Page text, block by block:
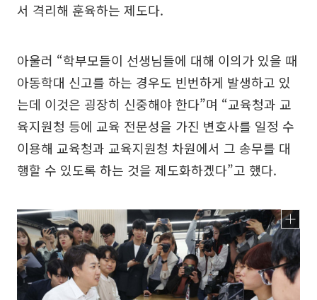
서 격리해 훈육하는 제도다.
아울러 “학부모들이 선생님들에 대해 이의가 있을 때
아동학대 신고를 하는 경우도 빈번하게 발생하고 있
는데 이것은 굉장히 신중해야 한다”며 “교육청과 교
육지원청 등에 교육 전문성을 가진 변호사를 일정 수
이용해 교육청과 교육지원청 차원에서 그 송무를 대
행할 수 있도록 하는 것을 제도화하겠다”고 했다.